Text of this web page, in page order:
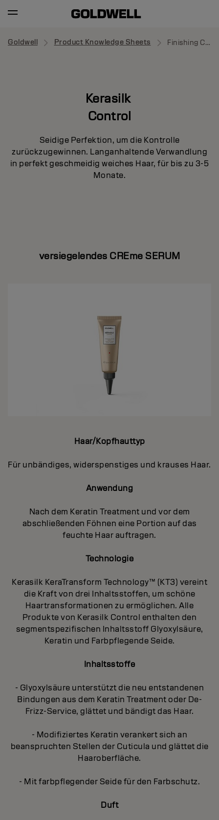
Goldwell Product Knowledge Sheets Finishing Cream Serum
Kerasilk
Control
Seidige Perfektion, um die Kontrolle
zurückzugewinnen. Langanhaltende Verwandlung
in perfekt geschmeidig weiches Haar, für bis zu 3-5
Monate.
versiegelendes CREme SERUM
Haar/Kopfhauttyp
Für unbändiges, widerspenstiges und krauses Haar.
Anwendung
Nach dem Keratin Treatment und vor dem
abschließenden Föhnen eine Portion auf das
feuchte Haar auftragen.
Technologie
Kerasilk KeraTransform Technology™ (KT3) vereint
die Kraft von drei Inhaltsstoffen, um schöne
Haartransformationen zu ermöglichen. Alle
Produkte von Kerasilk Control enthalten den
segmentspezifischen Inhaltsstoff Glyoxylsäure,
Keratin und Farbpflegende Seide.
Inhaltsstoffe
- Glyoxylsäure unterstützt die neu entstandenen
Bindungen aus dem Keratin Treatment oder De-
Frizz-Service, glättet und bändigt das Haar.
- Modifiziertes Keratin verankert sich an
beanspruchten Stellen der Cuticula und glättet die
Haaroberfläche.
- Mit farbpflegender Seide für den Farbschutz.
Duft